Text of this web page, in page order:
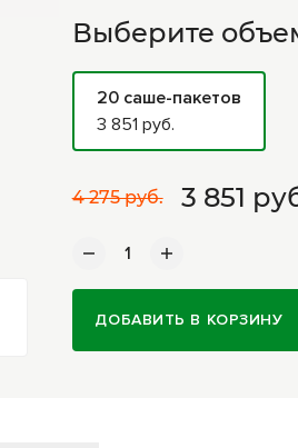
Выберите
20 саше-пакетов
3 851 руб.
4 275 руб. 3 851
ДОБАВИТЬ В КОРЗИНУ